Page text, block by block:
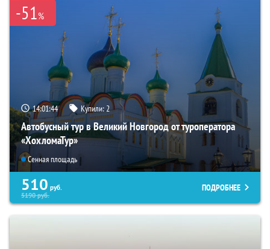
-51%
14:01:43 Купили:2
Автобусный тур в Великий Новгород от туроператора
«ХохломаТур»
Сенная площадь
510 руб.
5190руб.
ПОДРОБНЕЕ